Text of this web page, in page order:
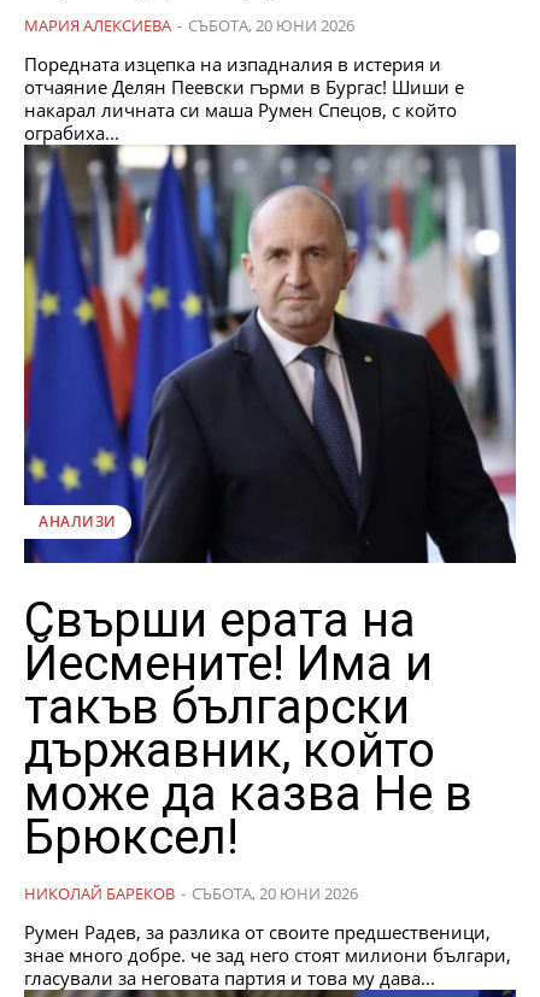
МАРИЯ АЛЕКСИЕВА - СЪБОТА, 20 ЮНИ 2026
Поредната изцепка на изпадналия в истерия и
отчаяние Делян Пеевски гърми в Бургас! Шиши е
накарал личната си маша Румен Спецов, с който
ограбиха...
АНАЛИЗИ
Свърши ерата на
Йесмените! Има и
такъв български
държавник, който
може да казва Не в
Брюксел!
НИКОЛАЙ БАРЕКОВ - СЪБОТА, 20 ЮНИ 2026
Румен Радев, за разлика от своите предшественици,
знае много добре. че зад него стоят милиони българи,
гласували за неговата партия и това му дава...